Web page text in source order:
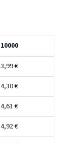
10000
3,99 €
4,30 €
4,61 €
4,92 €